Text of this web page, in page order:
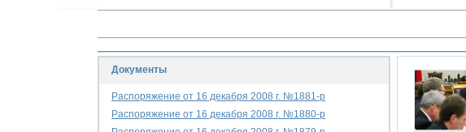
Документы
Распоряжение от 16 декабря 2008 г. №1881-р
Распоряжение от 16 декабря 2008 г. №1880-р